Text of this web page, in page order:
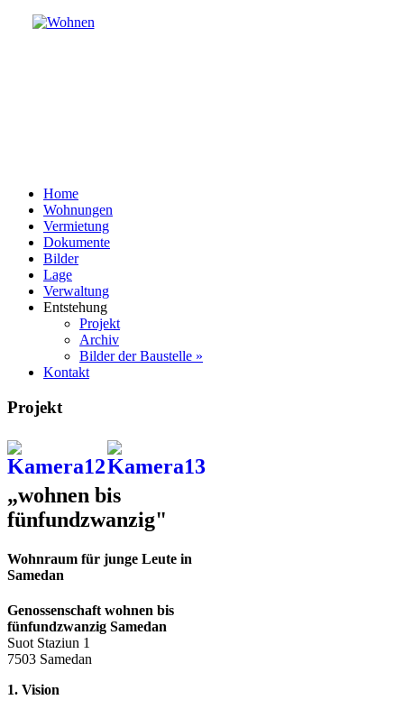
Home
Wohnungen
Vermietung
Dokumente
Bilder
Lage
Verwaltung
Entstehung
Projekt
Archiv
Bilder der Baustelle »
Kontakt
Projekt
„wohnen bis
fünfundzwanzig"
Wohnraum für junge Leute in
Samedan
Genossenschaft wohnen bis
fünfundzwanzig Samedan
Suot Staziun 1
7503 Samedan
1. Vision